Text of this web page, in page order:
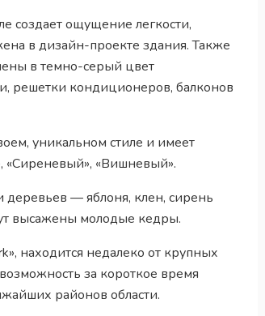
создает ощущение легкости,
в дизайн-проекте здания. Также
в темно-серый цвет
решетки кондиционеров, балконов
уникальном стиле и имеет
«Сиреневый», «Вишневый».
деревьев — яблоня, клен, сирень
высажены молодые кедры.
находится недалеко от крупных
за короткое время
районов области.